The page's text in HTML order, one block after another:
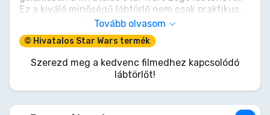
Ez a kiváló minőségű lábtörlő nem csak praktikus,
de egy igazi stílusnyilatkozat minden Star Wars
rajongó számára. Mutasd meg a Star Wars iránti
elkötelezettségedet, és tartsd tisztán a padlód
egyszerre! Rendeld meg még ma, és hagyd, hogy a
Wookiee győzzön… a kosz távoltartásában!
Tovább olvasom
© Hivatalos Star Wars termék
Szerezd meg a kedvenc filmedhez kapcsolódó
lábtörlőt!